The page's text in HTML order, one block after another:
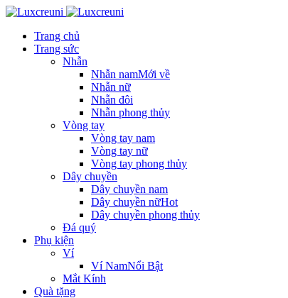
Trang chủ
Trang sức
Nhẫn
Nhẫn namMới về
Nhẫn nữ
Nhẫn đôi
Nhẫn phong thủy
Vòng tay
Vòng tay nam
Vòng tay nữ
Vòng tay phong thủy
Dây chuyền
Dây chuyền nam
Dây chuyền nữHot
Dây chuyền phong thủy
Đá quý
Phụ kiện
Ví
Ví NamNổi Bật
Mắt Kính
Quà tặng